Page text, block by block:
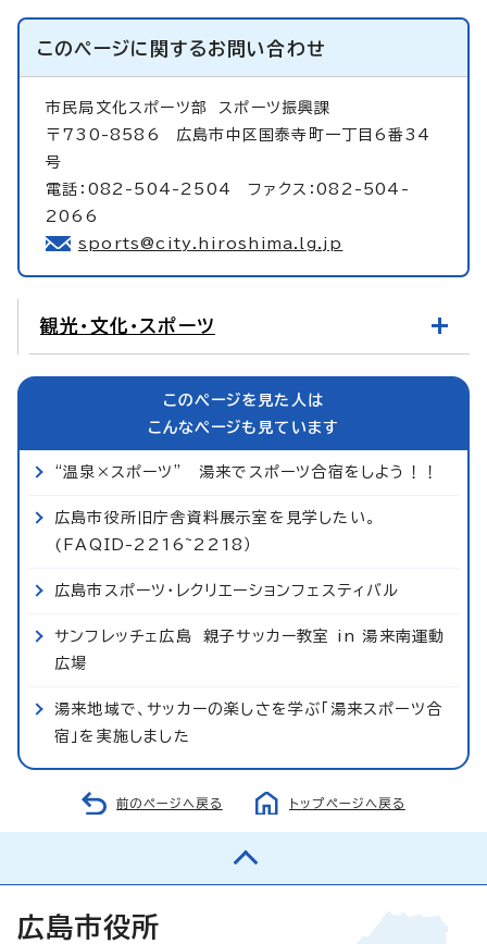
このページに関するお問い合わせ
市民局文化スポーツ部 スポーツ振興課
〒730-8586 広島市中区国泰寺町一丁目6番34
号
電話：082-504-2504 ファクス：082-504-
2066
sports@city.hiroshima.lg.jp
観光・文化・スポーツ
このページを見た人は
こんなページも見ています
“温泉×スポーツ” 湯来でスポーツ合宿をしよう！！
広島市役所旧庁舎資料展示室を見学したい。
(FAQID-2216~2218）
広島市スポーツ・レクリエーションフェスティバル
サンフレッチェ広島 親子サッカー教室 in 湯来南運動
広場
湯来地域で、サッカーの楽しさを学ぶ「湯来スポーツ合
宿」を実施しました
前のページへ戻る トップページへ戻る
広島市役所